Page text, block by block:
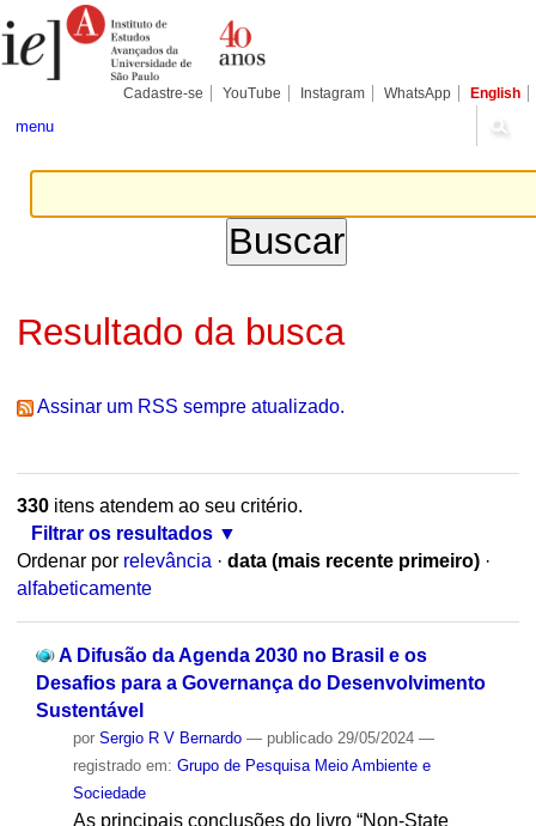
para
conteúdo.
Pessoais
Cadastre-se YouTube Instagram WhatsApp English
menu
Resultado da busca
Assinar um RSS sempre atualizado.
330itens atendem ao seu critério.
Filtrar os resultados
Ordenar por relevância · data (mais recente primeiro) ·
alfabeticamente
A Difusão da Agenda 2030 no Brasil e os
Desafios para a Governança do Desenvolvimento
Sustentável
por Sergio R V Bernardo — publicado29/05/2024 —
registrado em: Grupo de Pesquisa Meio Ambiente e
Sociedade
As principais conclusões do livro “Non-State